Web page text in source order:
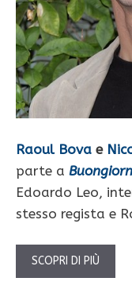
Raoul Bova e
parte a
Edoardo Leo,
stesso regista e
SCOPRI DI PIÙ